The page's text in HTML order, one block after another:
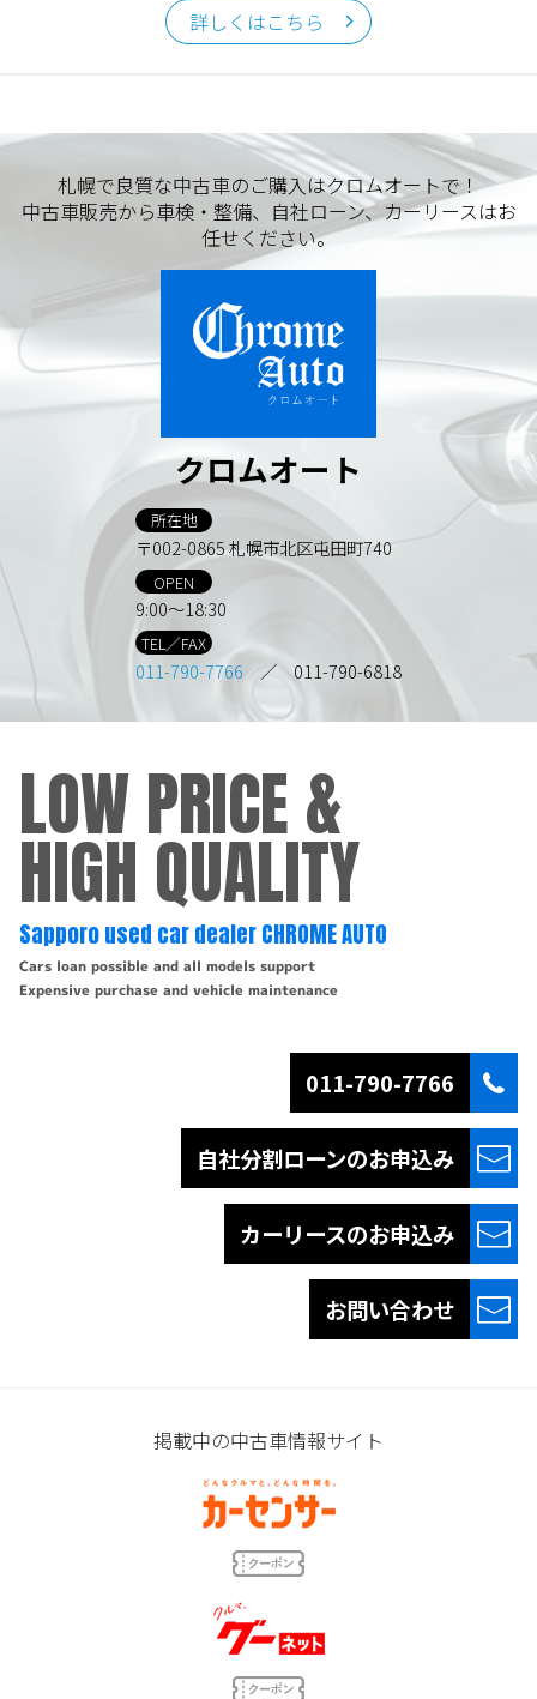
詳しくはこちら
札幌で良質な中古車のご購入はクロムオートで！
中古車販売から車検・整備、自社ローン、カーリースはお
任せください。
クロムオート
所在地
〒002-0865 札幌市北区屯田町740
OPEN
9:00～18:30
TEL／FAX
011-790-7766 ／ 011-790-6818
LOW PRICE &
HIGH QUALITY
Sapporo used car dealer CHROME AUTO
Cars loan possible and all models support
Expensive purchase and vehicle maintenance
011-790-7766
自社分割ローンのお申込み
カーリースのお申込み
お問い合わせ
掲載中の中古車情報サイト